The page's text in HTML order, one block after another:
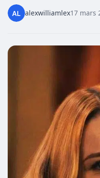
alexwilliamlex17 mars